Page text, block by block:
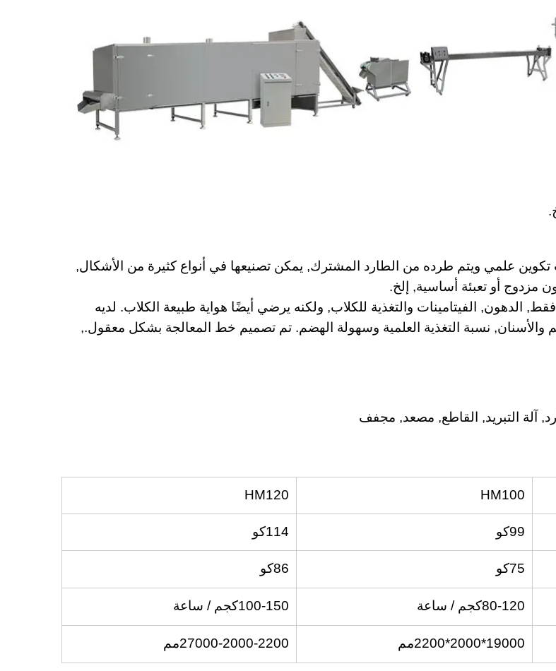
تكوين علمي ويتم طرده من الطارد المشترك, يمكن تصنيعها في أنواع كثيرة من الأشكال,
مزدوج أو تعبئة أساسية, إلخ.
الدهون, الفيتامينات والتغذية للكلاب, ولكنه يرضي أيضًا هواية طبيعة الكلاب. لديه
والأسنان, نسبة التغذية العلمية وسهولة الهضم. تم تصميم خط المعالجة بشكل معقول.,
آلة التبريد, القاطع, مصعد, مجفف
HM100
HM120
99كو 114كو
75كو 86كو
80-120كجم / ساعة 100-150كجم / ساعة
19000*2000*2200مم 27000-2000-2200مم